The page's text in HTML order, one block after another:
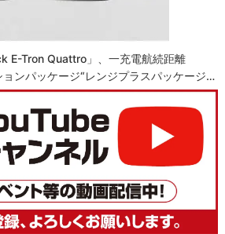
E-Tron Quattro」、一充電航続距離
ンパッケージ“レンジプラスパッケージ…